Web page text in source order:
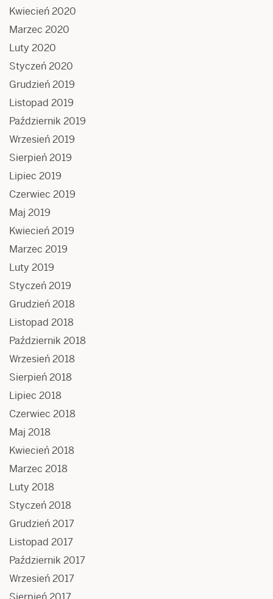
Kwiecień 2020
Marzec 2020
Luty 2020
Styczeń 2020
Grudzień 2019
Listopad 2019
Październik 2019
Wrzesień 2019
Sierpień 2019
Lipiec 2019
Czerwiec 2019
Maj 2019
Kwiecień 2019
Marzec 2019
Luty 2019
Styczeń 2019
Grudzień 2018
Listopad 2018
Październik 2018
Wrzesień 2018
Sierpień 2018
Lipiec 2018
Czerwiec 2018
Maj 2018
Kwiecień 2018
Marzec 2018
Luty 2018
Styczeń 2018
Grudzień 2017
Listopad 2017
Październik 2017
Wrzesień 2017